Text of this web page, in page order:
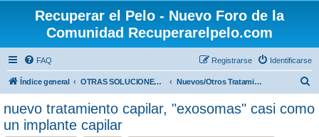
Recuperar el Pelo - Nuevo Foro de la
Comunidad Recuperarelpelo.com
FAQ Identificarse
Registrarse
Índice general OTRAS SOLUCIONES (NO MÉDICAS, NO QUIRÚRGICAS) Nuevos/Otros Tratamientos
s
nuevo tratamiento capilar, "exosomas" casi como
un implante capilar